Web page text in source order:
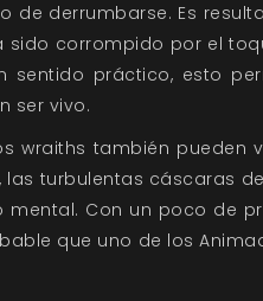
derrumbarse. Es
corrompido por el
sentido práctico, esto
ser vivo.
wraiths también pueden
turbulentas cáscaras
Con un poco de
que uno de los